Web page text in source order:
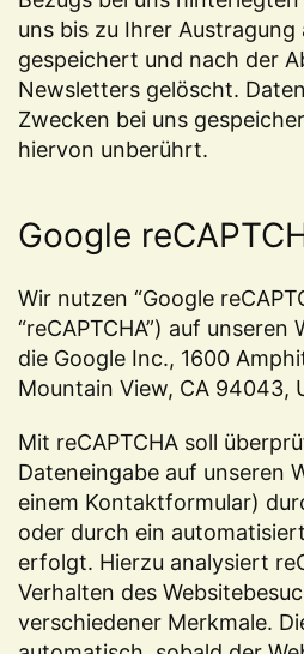
uns bis zu Ihrer
gespeichert und nach der
Newsletters gelöscht.
Zwecken bei uns
hiervon unberührt.
Google
Wir nutzen “Google
“reCAPTCHA”) auf
die Google Inc., 1600
Mountain View, CA 94043,
Mit reCAPTCHA soll
Dateneingabe auf unseren
einem Kontaktformular)
oder durch ein
erfolgt. Hierzu analysiert
Verhalten des
verschiedener Merkmale.